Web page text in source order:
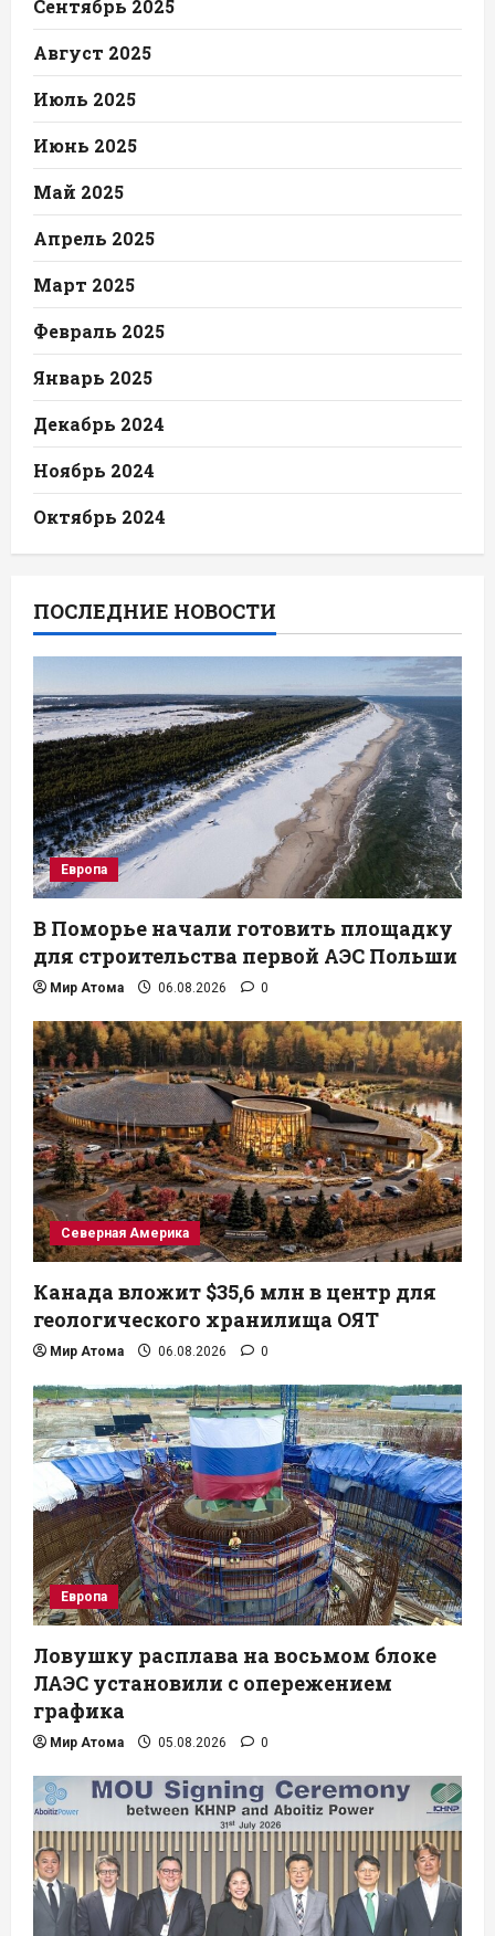
Сентябрь 2025
Август 2025
Июль 2025
Июнь 2025
Май 2025
Апрель 2025
Март 2025
Февраль 2025
Январь 2025
Декабрь 2024
Ноябрь 2024
Октябрь 2024
ПОСЛЕДНИЕ НОВОСТИ
Европа
В Поморье начали готовить площадку
для строительства первой АЭС Польши
Мир Атома 06.08.2026 0
Северная Америка
Канада вложит $35,6 млн в центр для
геологического хранилища ОЯТ
Мир Атома 06.08.2026 0
Европа
Ловушку расплава на восьмом блоке
ЛАЭС установили с опережением
графика
Мир Атома 05.08.2026 0